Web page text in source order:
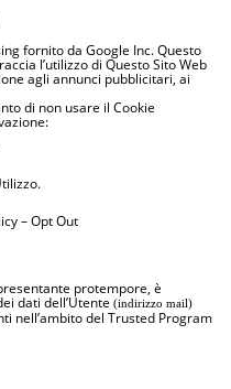
fornito da Google Inc. Questo
l’utilizzo di Questo Sito Web
agli annunci pubblicitari, ai
di non usare il Cookie
–Opt Out
protempore, è
dati dell’Utente(indirizzo mail)
nell’ambito del Trusted Program